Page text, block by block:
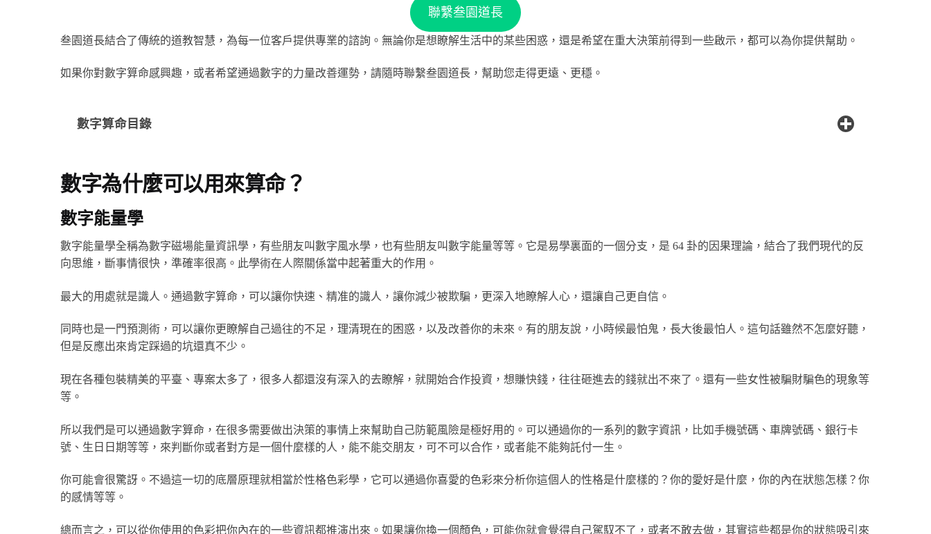
聯繫叁園道長
叁園道長結合了傳統的道教智慧，為每一位客戶提供專業的諮詢。無論你是想瞭解生活中的某些困惑，還是希望在重大決策前得到一些啟示，都可以為你提供幫助。
如果你對數字算命感興趣，或者希望通過數字的力量改善運勢，請隨時聯繫叁園道長，幫助您走得更遠、更穩。
數字算命目錄
數字為什麼可以用來算命？
數字能量學
數字能量學全稱為數字磁場能量資訊學，有些朋友叫數字風水學，也有些朋友叫數字能量等等。它是易學裏面的一個分支，是 64 卦的因果理論，結合了我們現代的反
向思維，斷事情很快，準確率很高。此學術在人際關係當中起著重大的作用。
最大的用處就是識人。通過數字算命，可以讓你快速、精准的識人，讓你減少被欺騙，更深入地瞭解人心，還讓自己更自信。
同時也是一門預測術，可以讓你更瞭解自己過往的不足，理清現在的困惑，以及改善你的未來。有的朋友說，小時候最怕鬼，長大後最怕人。這句話雖然不怎麼好聽，
但是反應出來肯定踩過的坑還真不少。
現在各種包裝精美的平臺、專案太多了，很多人都還沒有深入的去瞭解，就開始合作投資，想賺快錢，往往砸進去的錢就出不來了。還有一些女性被騙財騙色的現象等
等。
所以我們是可以通過數字算命，在很多需要做出決策的事情上來幫助自己防範風險是極好用的。可以通過你的一系列的數字資訊，比如手機號碼、車牌號碼、銀行卡
號、生日日期等等，來判斷你或者對方是一個什麼樣的人，能不能交朋友，可不可以合作，或者能不能夠託付一生。
你可能會很驚訝。不過這一切的底層原理就相當於性格色彩學，它可以通過你喜愛的色彩來分析你這個人的性格是什麼樣的？你的愛好是什麼，你的內在狀態怎樣？你
的感情等等。
總而言之，可以從你使用的色彩把你內在的一些資訊都推演出來。如果讓你換一個顏色，可能你就會覺得自己駕馭不了，或者不敢去做，其實這些都是你的狀態吸引來